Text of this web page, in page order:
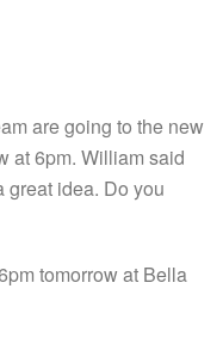
are going to the new
at 6pm. William said
great idea. Do you
tomorrow at Bella